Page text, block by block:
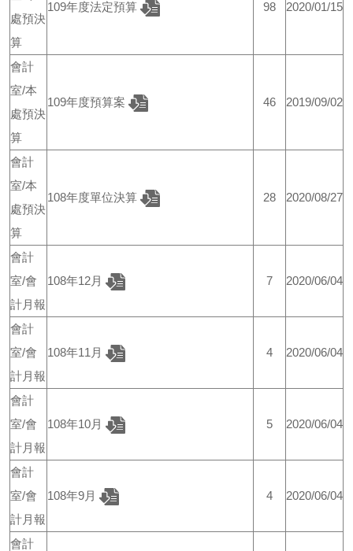
處預決
算
109年度法定預算 98 2020/01/15
會計
室/本
處預決
算
109年度預算案 46 2019/09/02
會計
室/本
處預決
算
108年度單位決算 28 2020/08/27
會計
室/會
計月報
108年12月 7 2020/06/04
會計
室/會
計月報
108年11月 4 2020/06/04
會計
室/會
計月報
108年10月 5 2020/06/04
會計
室/會
計月報
108年9月 4 2020/06/04
會計